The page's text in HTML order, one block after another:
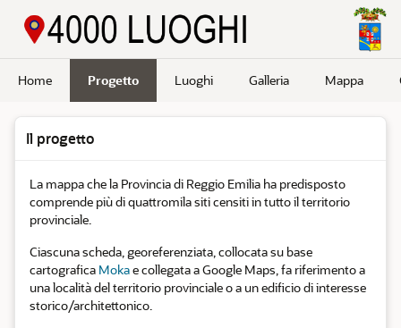
Home Progetto Luoghi Galleria Mappa
Il progetto
La mappa che la Provincia di Reggio Emilia ha predisposto
comprende più di quattromila siti censiti in tutto il territorio
provinciale.
Ciascuna scheda, georeferenziata, collocata su base
cartografica Mokae collegata a Google Maps, fa riferimento a
una località del territorio provinciale o a un edificio di interesse
storico/architettonico.